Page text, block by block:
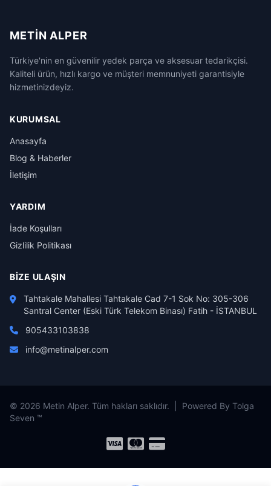
METIN ALPER
Türkiye'nin en güvenilir yedek parça ve aksesuar tedarikçisi.
Kaliteli ürün, hızlı kargo ve müşteri memnuniyeti garantisiyle
hizmetinizdeyiz.
KURUMSAL
Anasayfa
Blog & Haberler
İletişim
YARDIM
İade Koşulları
Gizlilik Politikası
BIZE ULAŞIN
Tahtakale Mahallesi Tahtakale Cad 7-1 Sok No: 305-306
Santral Center (Eski Türk Telekom Binası) Fatih - İSTANBUL
905433103838
info@metinalper.com
© 2026 Metin Alper. Tüm hakları saklıdır. | Powered By Tolga
Seven ™